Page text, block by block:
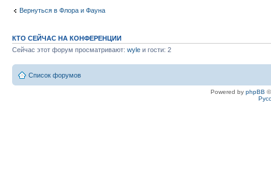
Вернуться в Флора и Фауна
КТО СЕЙЧАС НА КОНФЕРЕНЦИИ
Сейчас этот форум просматривают: wyle и гости: 2
Список форумов
Powered by phpBB